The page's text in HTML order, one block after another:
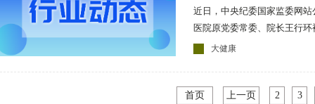
近日，中央纪委国家监委网
医院原党委常委、院长王行
大健康
首页 上一页 2 3